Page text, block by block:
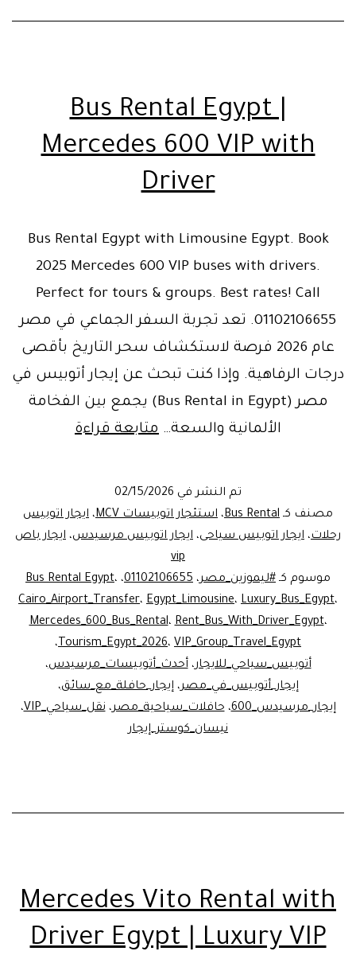
Bus Rental Egypt |
Mercedes 600 VIP with
Driver
Bus Rental Egypt with Limousine Egypt. Book
2025 Mercedes 600 VIP buses with drivers.
Perfect for tours & groups. Best rates! Call
01102106655. تعد تجربة السفر الجماعي في مصر
عام 2026 فرصة لاستكشاف سحر التاريخ بأقصى
درجات الرفاهية. وإذا كنت تبحث عن إيجار أتوبيس في
مصر (Bus Rental in Egypt) يجمع بين الفخامة
الألمانية والسعة… متابعة قراءةBus
|
Mercedes
VIP
with
Driver
تم النشر في 02/15/2026
مصنف كـ Bus Rental، استئجار اتوبيسات MCV ، ايجار اتوبيس
رحلات، ايجار اتوبيس سياحى، ايجار اتوبيس مرسيدس، ايجار باص
vip
موسوم كـ #ليموزين_مصر، 01102106655، Bus Rental Egypt،
Cairo_Airport_Transfer، Egypt_Limousine، Luxury_Bus_Egypt،
Mercedes_600_Bus_Rental،Rent_Bus_With_Driver_Egypt،
Tourism_Egypt_2026، VIP_Group_Travel_Egypt
،
أتوبيس_سياحي_للايجار،أحدث_أتوبيسات_مرسيدس،
إيجار_أتوبيس_في_مصر،إيجار_حافلة_مع_سائق،
إيجار_مرسيدس_600
،حافلات_سياحية_مصر،نقل_سياحي_VIP
،
نيسان_كوستر_إيجار
Mercedes Vito Rental with
Driver Egypt | Luxury VIP